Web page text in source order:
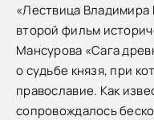
«Лествица
второй фильм
Мансурова «Сага
о судьбе князя, при
православие. Как
сопровождалось